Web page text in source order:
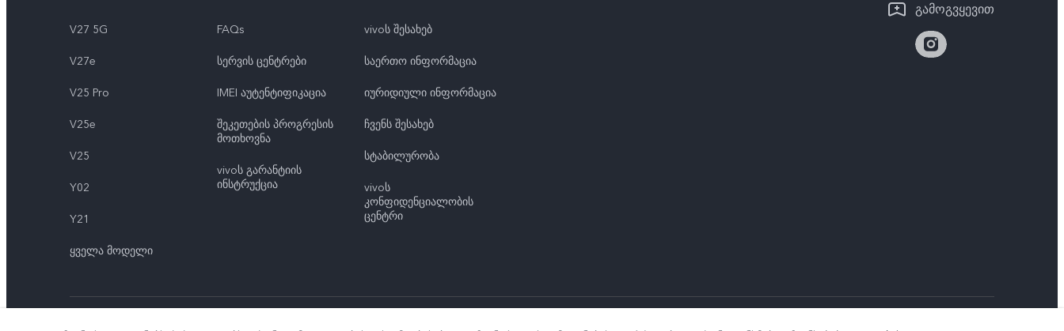
V27 5G
V27e
V25 Pro
V25e
V25
Y02
Y21
ყველა მოდელი
FAQs
სერვის ცენტრები
IMEI აუტენტიფიკაცია
შეკეთების პროგრესის
მოთხოვნა
vivoს გარანტიის
ინსტრუქცია
vivoს შესახებ
საერთო ინფორმაცია
იურიდიული ინფორმაცია
ჩვენს შესახებ
სტაბილურობა
vivoს
კონფიდენციალობის
ცენტრი
გამოგვყევით
Georgia | აირჩიეთ ქვეყანა/